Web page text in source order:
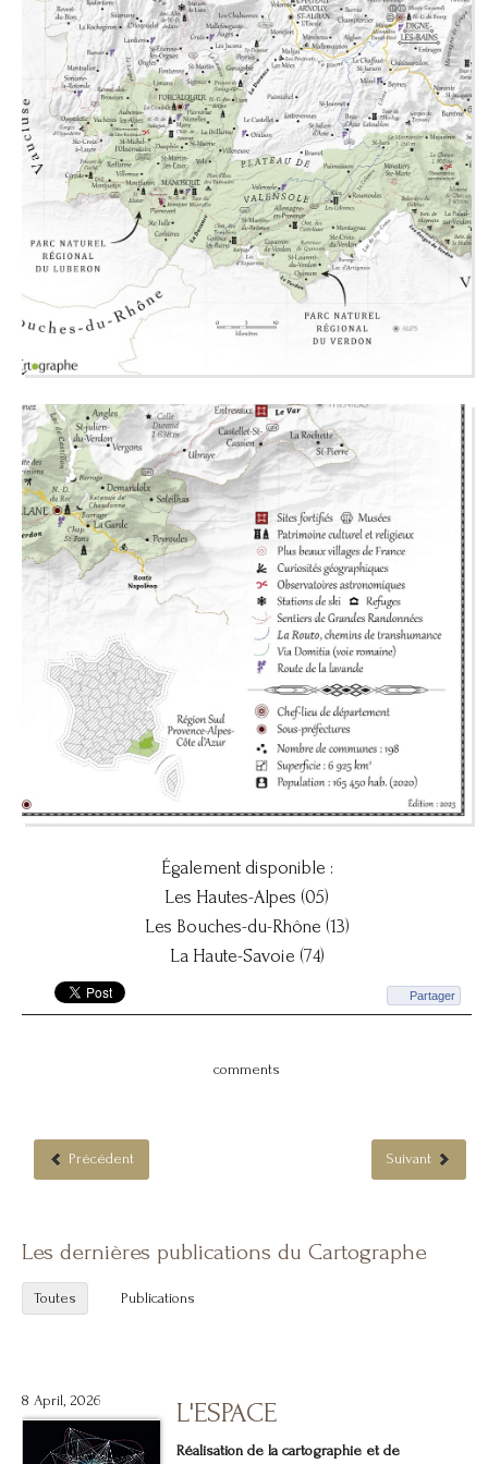
Également disponible :
Les Hautes-Alpes (05)
Les Bouches-du-Rhône (13)
La Haute-Savoie (74)
Partager
comments
Précédent Suivant
Les dernières publications du Cartographe
Toutes Publications
8 April, 2026 L'ESPACE
Réalisation de la cartographie et de